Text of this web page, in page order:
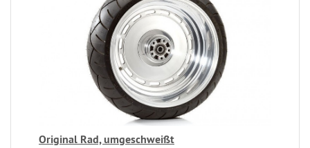
Original Rad, umgeschweißt